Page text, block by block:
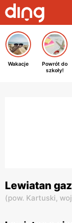
Wakacje
Powrót do
szkoły!
Lewiatan
(pow. Kartuski,